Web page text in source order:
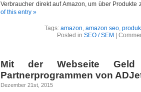
Verbraucher direkt auf Amazon, um über Produkte
of this entry »
Tags: amazon, amazon seo,
Posted in SEO / SEM
Mit der Webseite Geld
Partnerprogrammen von
Dezember 21st, 2015